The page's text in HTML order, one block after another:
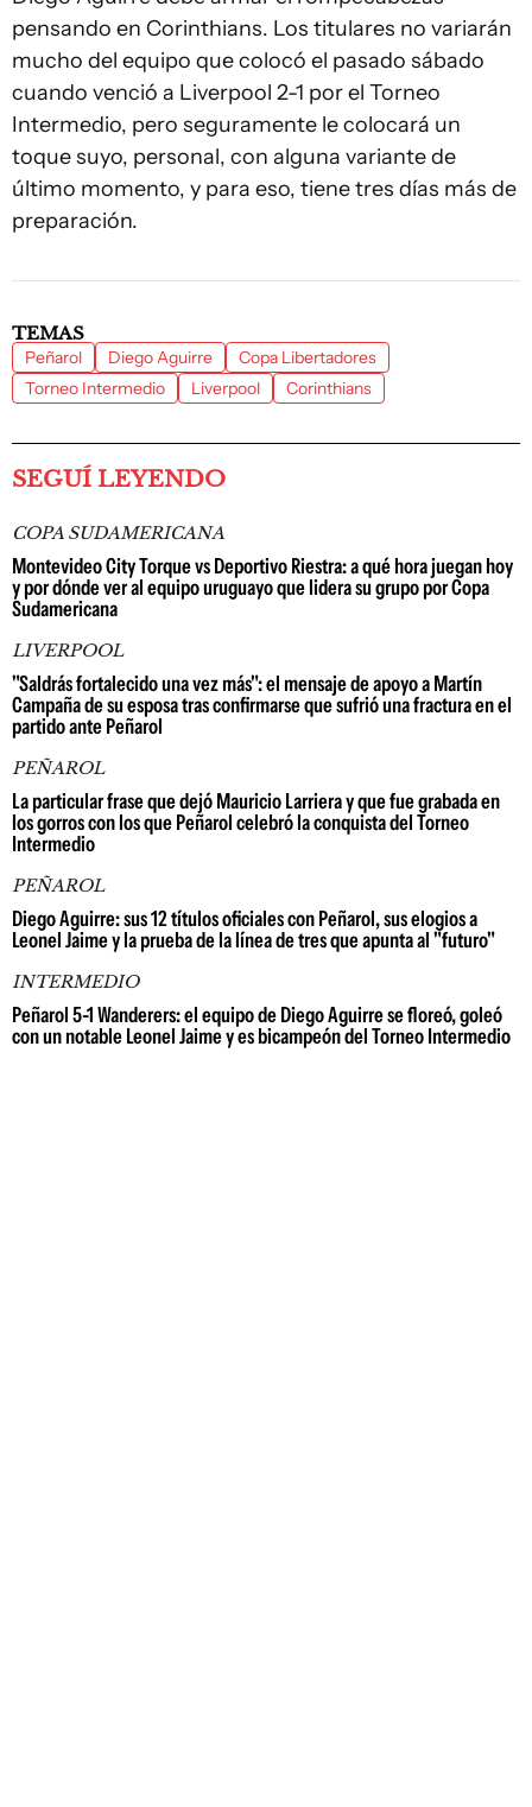
pensando en Corinthians. Los titulares no variarán
mucho del equipo que colocó el pasado sábado
cuando venció a Liverpool 2-1 por el Torneo
Intermedio, pero seguramente le colocará un
toque suyo, personal, con alguna variante de
último momento, y para eso, tiene tres días más de
preparación.
TEMAS
Peñarol Diego Aguirre
Copa Libertadores
Torneo Intermedio
Liverpool Corinthians
SEGUÍ LEYENDO
COPA SUDAMERICANA
Montevideo City Torque vs Deportivo Riestra: a qué hora juegan hoy
y por dónde ver al equipo uruguayo que lidera su grupo por Copa
Sudamericana
LIVERPOOL
"Saldrás fortalecido una vez más": el mensaje de apoyo a Martín
Campaña de su esposa tras confirmarse que sufrió una fractura en el
partido ante Peñarol
PEÑAROL
La particular frase que dejó Mauricio Larriera y que fue grabada en
los gorros con los que Peñarol celebró la conquista del Torneo
Intermedio
PEÑAROL
Diego Aguirre: sus 12 títulos oficiales con Peñarol, sus elogios a
Leonel Jaime y la prueba de la línea de tres que apunta al "futuro"
INTERMEDIO
Peñarol 5-1 Wanderers: el equipo de Diego Aguirre se floreó, goleó
con un notable Leonel Jaime y es bicampeón del Torneo Intermedio